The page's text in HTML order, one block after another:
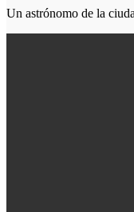
Un astrónomo de la